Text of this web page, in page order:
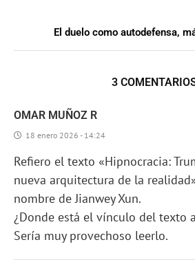
El duelo como autodefensa,
3
OMAR MUÑOZ R
18 enero 2026 - 14:24
Refiero el texto «Hipnocracia:
nueva arquitectura de la
nombre de Jianwey Xun.
¿Donde está el vínculo del texto
Sería muy provechoso leerlo.